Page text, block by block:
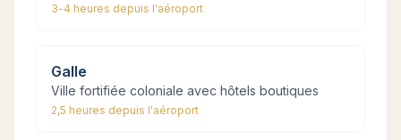
3-4 heures depuis l'aéroport
Galle
Ville fortifiée coloniale avec hôtels boutiques
2,5 heures depuis l'aéroport